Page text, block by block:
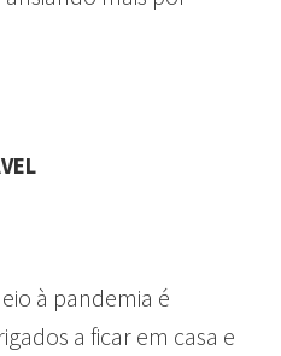
à pandemia é
a ficar em casa e